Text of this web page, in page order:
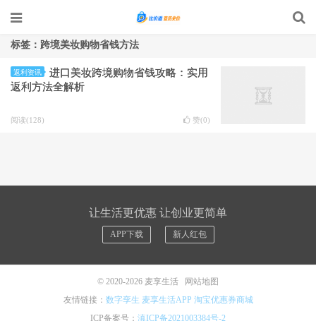
标签：跨境美妆购物省钱方法
返利资讯
进口美妆跨境购物省钱攻略：实用
返利方法全解析
阅读(128) 赞(0)
让生活更优惠 让创业更简单
APP下载 新人红包
© 2020-2026 麦享生活
网站地图
友情链接： 数字孪生 麦享生活APP 淘宝优惠券商城
ICP备案号： 滇ICP备2021003384号-2